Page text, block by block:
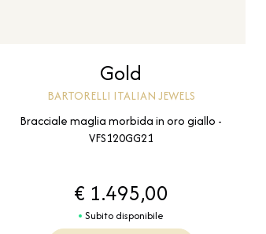
Gold
BARTORELLI ITALIAN JEWELS
Bracciale maglia morbida in oro giallo -
VFS120GG21
€ 1.495,00
Subito disponibile